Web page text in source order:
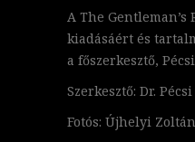
A The Gentleman’s
kiadásáért és
a főszerkesztő,
Szerkesztő: Dr.
Fotós: Újhelyi Zoltán